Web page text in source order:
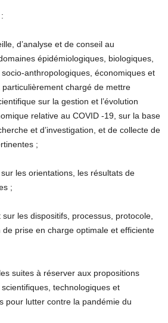
d’analyse et de conseil au
épidémiologiques, biologiques,
anthropologiques, économiques et
chargé de mettre
sur la gestion et l’évolution
relative au COVID -19, sur la base
et d’investigation, et de collecte de
;
les orientations, les résultats de
;
les dispositifs, processus, protocole,
prise en charge optimale et efficiente
suites à réserver aux propositions
technologiques et
pour lutter contre la pandémie du